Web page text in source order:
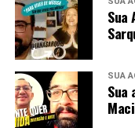
Sua
SUA
Sua